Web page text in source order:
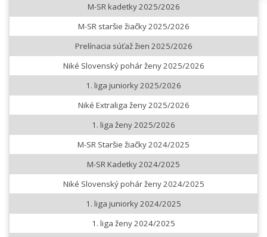
M-SR kadetky 2025/2026
M-SR staršie žiačky 2025/2026
Prelínacia súťaž žien 2025/2026
Niké Slovenský pohár ženy 2025/2026
1. liga juniorky 2025/2026
Niké Extraliga ženy 2025/2026
1. liga ženy 2025/2026
M-SR Staršie žiačky 2024/2025
M-SR Kadetky 2024/2025
Niké Slovenský pohár ženy 2024/2025
1. liga juniorky 2024/2025
1. liga ženy 2024/2025